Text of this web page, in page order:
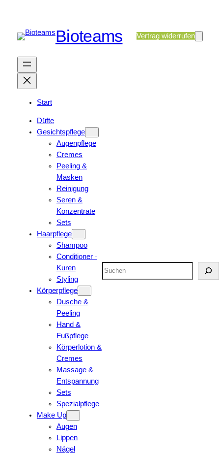
Bioteams Vertrag widerrufen
Start
Düfte
Gesichtspflege
Augenpflege
Cremes
Peeling &
Masken
Reinigung
Seren &
Konzentrate
Sets
Haarpflege
Shampoo
Conditioner ·
Kuren
Styling
Körperpflege
Dusche &
Peeling
Hand &
Fußpflege
Körperlotion &
Cremes
Massage &
Entspannung
Sets
Spezialpflege
Make Up
Augen
Lippen
Nägel
Suchen